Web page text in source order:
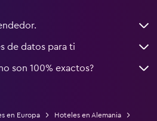
de datos para ti
son 100% exactos?
en Europa
Hoteles en Alemania